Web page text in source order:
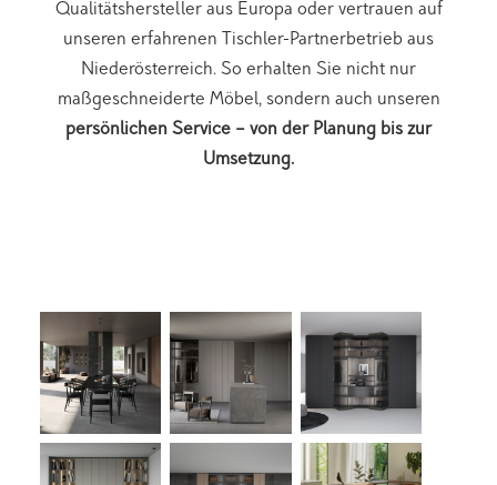
Qualitätshersteller aus Europa oder vertrauen auf
unseren erfahrenen Tischler-Partnerbetrieb aus
Niederösterreich. So erhalten Sie nicht nur
maßgeschneiderte Möbel, sondern auch unseren
persönlichen Service – von der Planung bis zur
Umsetzung.